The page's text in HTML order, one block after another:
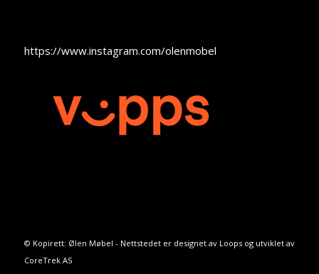
https://www.instagram.com/olenmobel
© Kopirett: Ølen Møbel - Nettstedet er designet av Loopsog utviklet av
CoreTrek AS